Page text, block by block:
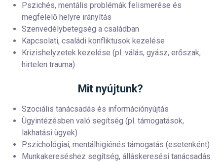
Pszichés, mentális problémák felismerése és
megfelelő helyre irányítás
Szenvedélybetegség a családban
Kapcsolati, családi konfliktusok kezelése
Krizishelyzetek kezelése (pl. válás, gyász, erőszak,
hirtelen trauma)
Mit nyújtunk?
Szociális tanácsadás és információnyújtás
Ügyintézésben való segítség (pl. támogatások,
lakhatási ügyek)
Pszichológiai, mentálhigiénés támogatás (esetenként)
Munkakereséshez segítség, álláskeresési tanácsadás